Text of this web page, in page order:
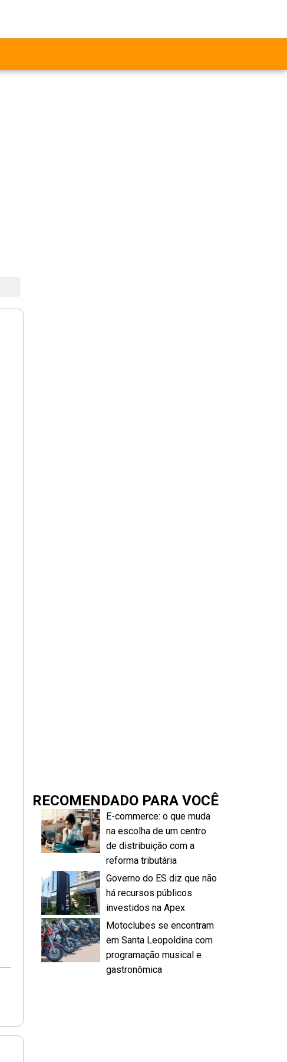
RECOMENDADO PARA VOCÊ
E-commerce: o que muda
na escolha de um centro
de distribuição com a
reforma tributária
Governo do ES diz que não
há recursos públicos
investidos na Apex
Motoclubes se encontram
em Santa Leopoldina com
programação musical e
gastronômica